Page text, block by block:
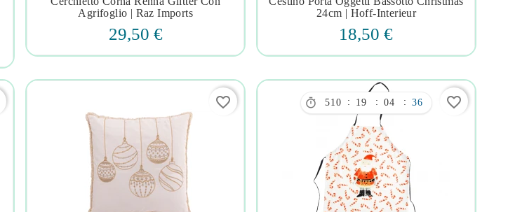
   
Agrifoglio | Raz Imports
29,50 €
   
24cm | Hoff-Interieur
18,50 €
favorite_border  510 : 19 : 04 : 35 favorite_border